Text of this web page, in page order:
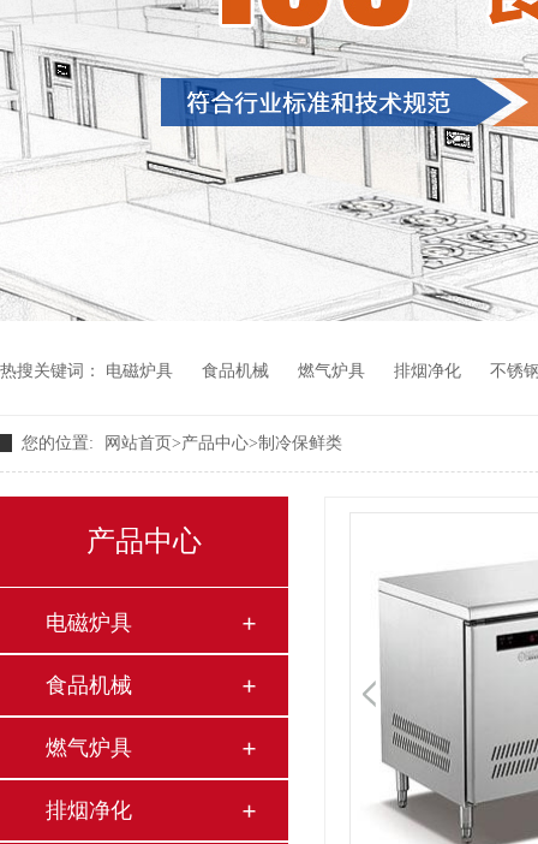
热搜关键词： 电磁炉具 食品机械 燃气炉具 排烟净化 不锈
您的位置: 网站首页 >产品中心>制冷保鲜类
产品中心
电磁炉具
食品机械
燃气炉具
排烟净化